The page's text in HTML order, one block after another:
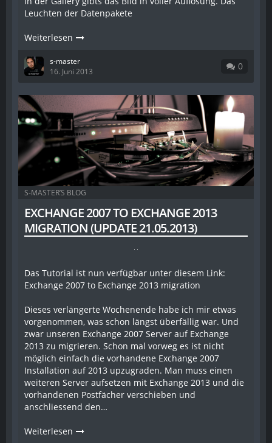
Leuchten der Datenpakete
Weiterlesen
s-master
16. Juni 2013
0
S-MASTER’S BLOG
EXCHANGE 2007 TO EXCHANGE 2013
MIGRATION (UPDATE 21.05.2013)
Das Tutorial ist nun verfügbar unter diesem Link:
Exchange 2007 to Exchange 2013 migration
Dieses verlängerte Wochenende habe ich mir etwas
vorgenommen, was schon längst überfällig war. Und
zwar unseren Exchange 2007 Server auf Exchange
2013 zu migrieren. Schon mal vorweg es ist nicht
möglich einfach die vorhandene Exchange 2007
Installation auf 2013 upzugraden. Man muss einen
weiteren Server aufsetzen mit Exchange 2013 und die
vorhandenen Postfächer verschieben und
anschliessend den…
Weiterlesen